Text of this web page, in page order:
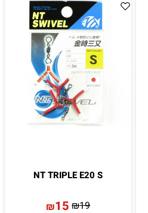
NT TRIPLE E20 S
₪19
₪15